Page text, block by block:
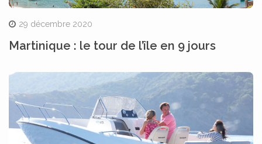
29 décembre 2020
Martinique : le tour de l’île en 9 jours